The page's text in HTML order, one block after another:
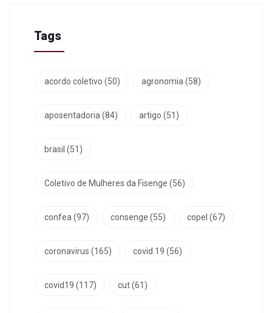
Tags
acordo coletivo (50) agronomia (58)
aposentadoria (84) artigo (51)
brasil (51)
Coletivo de Mulheres da Fisenge (56)
confea (97) consenge (55) copel (67)
coronavirus (165) covid 19 (56)
covid19 (117) cut(61)